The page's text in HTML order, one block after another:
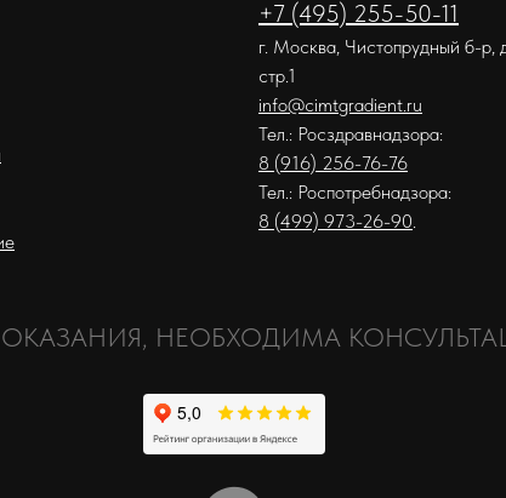
+7 (495) 255-50-11
г. Москва, Чистопрудный б-р,
стр.1
info@cimtgradient.ru
Тел.: Росздравнадзора:
8 (916) 256-76-76
Тел.: Роспотребнадзора:
8 (499) 973-26-90.
НЕОБХОДИМА